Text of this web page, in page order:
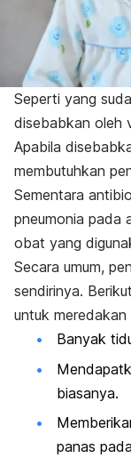
Seperti yang
disebabkan oleh
Apabila
membutuhkan
Sementara
pneumonia pada
obat yang
Secara umum,
sendirinya.
untuk meredakan
Banyak
biasanya.
panas